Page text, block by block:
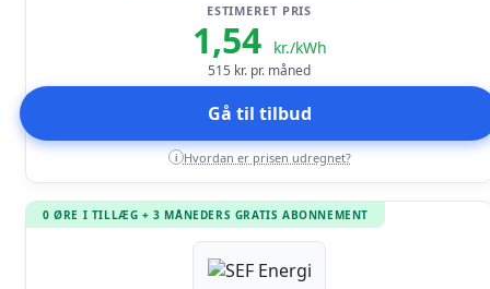
ESTIMERET PRIS
1,54 kr./kWh
515 kr. pr. måned
Gå til tilbud
i Hvordan er prisen udregnet?
0 ØRE I TILLÆG + 3 MÅNEDERS GRATIS ABONNEMENT